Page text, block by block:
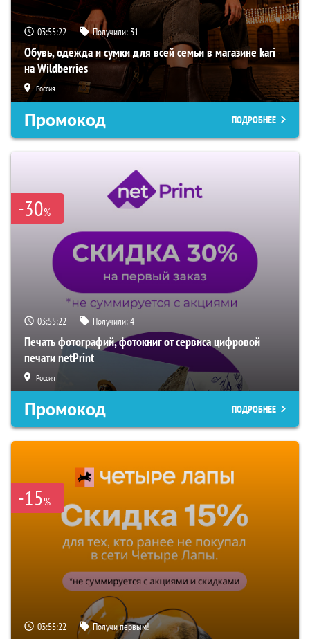
03:55:21 Получили: 31
Обувь, одежда и сумки для всей семьи в магазине kari
на Wildberries
Россия
Промокод ПОДРОБНЕЕ
-30%
03:55:21 Получили:4
Печать фотографий, фотокниг от сервиса цифровой
печати netPrint
Россия
Промокод ПОДРОБНЕЕ
-15%
03:55:21 Получи первым!